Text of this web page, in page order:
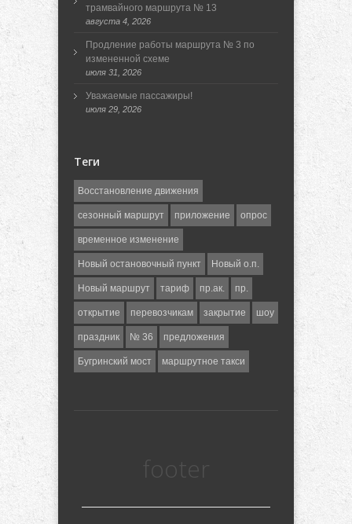
трамвайного маршрута № 13
августа 4, 2026
Продление работы маршрута № 3 по
измененной схеме
июля 31, 2026
Уважаемые пассажиры!
июля 29, 2026
Теги
Восстановление движения
сезонный маршрут приложение опрос
временное изменение
Новый остановочный пункт Новый о.п.
Новый маршрут тариф пр.ак. пр.
открытие перевозчикам закрытие шоу
праздник № 36 предложения
Бугринский мост маршрутное такси
footer